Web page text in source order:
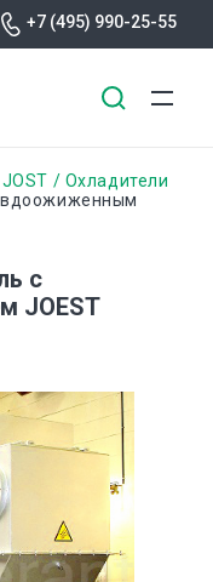
+7 (495) 990-25-55
JOST
Охладители
с
JOEST